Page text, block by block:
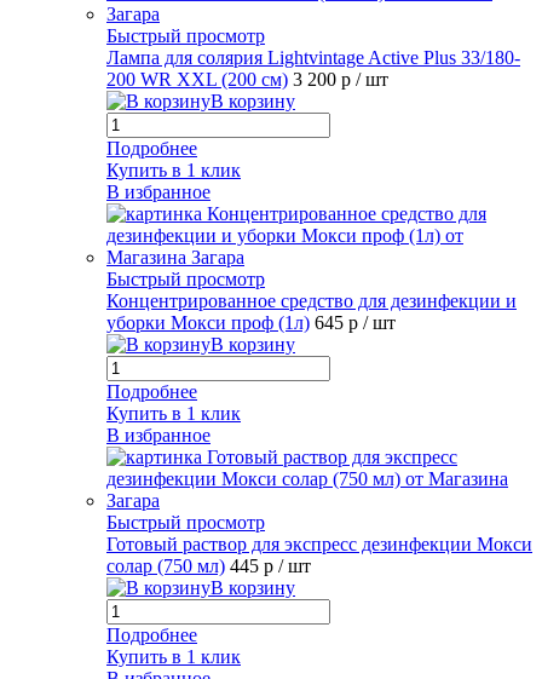
Быстрый просмотр
Лампа для солярия Lightvintage Active Plus 33/180-
200 WR XXL (200 см) 3 200 р / шт
В корзину
Подробнее
Купить в 1 клик
В избранное
Быстрый просмотр
Концентрированное средство для дезинфекции и
уборки Мокси проф (1л) 645 р / шт
В корзину
Подробнее
Купить в 1 клик
В избранное
Быстрый просмотр
Готовый раствор для экспресс дезинфекции Мокси
солар (750 мл) 445 р / шт
В корзину
Подробнее
Купить в 1 клик